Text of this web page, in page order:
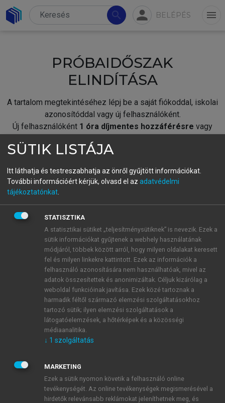
search person BELÉPÉS menu
PRÓBAIDŐSZAK
ELINDÍTÁSA
A tartalom megtekintéséhez lépj be a saját fiókoddal, iskolai
azonosítóddal vagy új felhasználóként.
Új felhasználóként 1 óra díjmentes hozzáférésre vagy
fiókoddal,vagy hozz létre új fiókot.
A regisztráció után apróbaidőszakautomatikusan
BELÉPÉS SAJÁT FIÓKKAL
ÚJ FIÓK LÉTREHOZÁSA
1 óra díjmentes hozzáférés
E-MAIL-CÍM
JELSZÓ
JELSZÓ ÚJRA
SÜTIK LISTÁJA
Itt láthatja és testreszabhatja az önről gyűjtött információkat.
További információért kérjük, olvasd el az adatvédelmi
tájékoztatónkat
STATISZTIKA
A statisztikai sütiket „teljesítménysütiknek” is nevezik. Ezek a
sütik információkat gyűjtenek a webhely használatának
módjáról, többek között arról, hogy milyen oldalakat keresett
fel és milyen linkekre kattintott. Ezek az információk a
felhasználó azonosítására nem használhatóak, mivel az
adatok összesítettek és anonimizáltak. Céljuk kizárólag a
weboldal funkcióinak javítása. Ezek közé tartoznak a
harmadik féltől származó elemzési szolgáltatásokhoz
tartozó sütik; ilyen elemzési szolgáltatások a
látogatóelemzések, a hőtérképek és a közösségi
médiaanalitika.
↓ 1 szolgáltatás
MARKETING
Ezek a sütik nyomon követik a felhasználó online
tevékenységét. Az online tevékenységek megismerésével a
hirdetők relevánsabb reklámokat jeleníthetnek meg, és